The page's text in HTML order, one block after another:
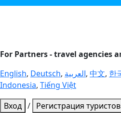
For Partners - travel agencies
English, Deutsch, العربية, 中文, 한
Indonesia, Tiếng Việt
Вход / Регистрация туристов